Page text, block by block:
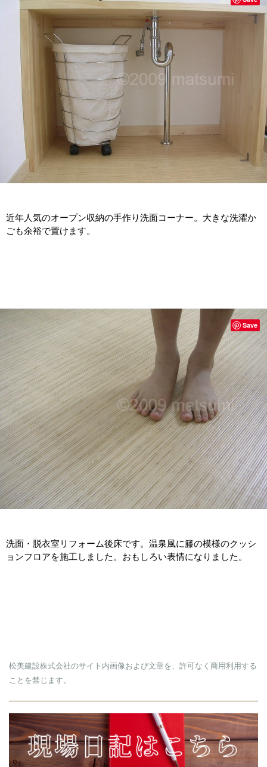
近年人気のオープン収納の手作り洗面コーナー。大きな洗濯か
ごも余裕で置けます。
洗面・脱衣室リフォーム後床です。温泉風に籐の模様のクッシ
ョンフロアを施工しました。おもしろい表情になりました。
Save
松美建設株式会社のサイト内画像および文章を、許可なく商用利用する
ことを禁じます。